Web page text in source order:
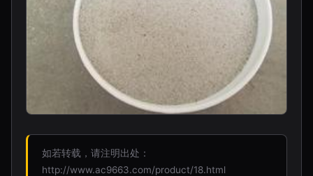
如若转载，请注明出处：
http://www.ac9663.com/product/18.html